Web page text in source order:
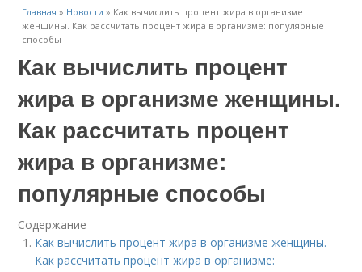
Главная » Новости » Как вычислить процент жира в организме
женщины. Как рассчитать процент жира в организме: популярные
способы
Как вычислить процент
жира в организме женщины.
Как рассчитать процент
жира в организме:
популярные способы
Содержание
Как вычислить процент жира в организме женщины.
Как рассчитать процент жира в организме: